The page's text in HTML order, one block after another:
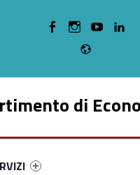
di
48368-49
#link-menu-
WebMan on Facebook
WebMan on Instagram
WebMan on